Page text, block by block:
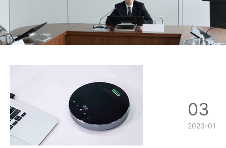
03
2023-01